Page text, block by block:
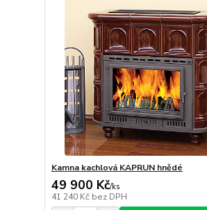
Kamna kachlová KAPRUN hnědé
49 900 Kč/ks
41 240 Kč bez DPH